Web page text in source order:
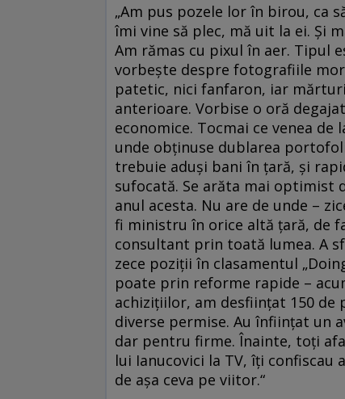
„Am pus pozele lor în birou, ca
îmi vine să plec, mă uit la ei. Şi
Am rămas cu pixul în aer. Tipul
vorbeşte despre fotografiile
patetic, nici fanfaron, iar
anterioare. Vorbise o oră
economice. Tocmai ce venea de
unde obţinuse dublarea
trebuie aduşi bani în ţară, şi
sufocată. Se arăta mai optimist
anul acesta. Nu are de unde –
fi ministru în orice altă ţară, de
consultant prin toată lumea. A
zece poziţii în clasamentul
poate prin reforme rapide –
achiziţiilor, am desfiinţat 150 de
diverse permise. Au înfiinţat un
dar pentru firme. Înainte, toţi
lui Ianucovici la TV, îţi
de aşa ceva pe viitor.“